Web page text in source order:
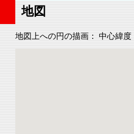
地図
地図上への円の描画： 中心緯度